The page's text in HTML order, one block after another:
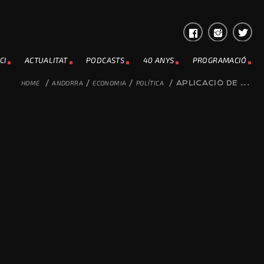
ACTUALITAT PODCASTS 40 ANYS PROGRAMACIÓ
HOME / ANDORRA / ECONOMIA / POLÍTICA / APLICACIÓ DE ...